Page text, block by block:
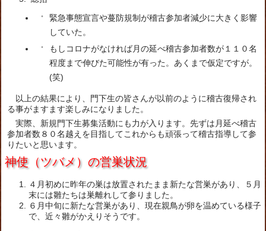
緊急事態宣言や蔓防規制が稽古参加者減少に大きく影響
していた。
もしコロナがなければ月の延べ稽古参加者数が１１０名
程度まで伸びた可能性が有った。あくまで仮定ですが。
(笑)
以上の結果により、門下生の皆さんが以前のように稽古復帰され
る事がますます楽しみになりました。
実際、新規門下生募集活動にも力が入ります。先ずは月延べ稽古
参加者数８０名越えを目指してこれからも頑張って稽古指導して参
りたいと思います。
神使（ツバメ）の営巣状況
４月初めに昨年の巣は放置されたまま新たな営巣があり、５月
末には雛たちは巣離れして参りました。
６月中旬に新たな営巣があり、現在親鳥が卵を温めている様子
で、近々雛がかえりそうです。